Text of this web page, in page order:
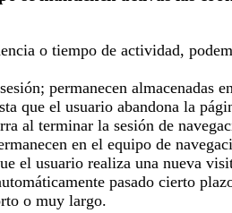
o tiempo de actividad,
permanecen almacenadas
que el usuario abandona la
al terminar la sesión de
en el equipo de
el usuario realiza una nueva
pasado cierto
o muy largo.